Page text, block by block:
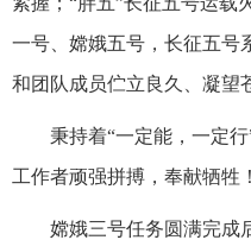
一号、嫦娥五号，长征五号
和团队成员伫立良久、凝
秉持着“一定能，一定
工作者顽强拼搏，奉献牺牲！
嫦娥三号任务圆满完成